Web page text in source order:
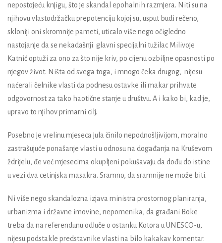
nepostojeću knjigu, što je skandal epohalnih razmjera. Niti su na
njihovu vlastodržačku prepotenciju kojoj su, usput budi rečeno,
skloniji oni skromnije pameti, uticalo više nego očigledno
nastojanje da se nekadašnji glavni specijalni tužilac Milivoje
Katnić optuži za ono za što nije kriv, po cijenu ozbiljne opasnosti po
njegov život. Ništa od svega toga, i mnogo čeka drugog, nijesu
naćerali čelnike vlasti da podnesu ostavke ili makar prihvate
odgovornost za tako haotične stanje u društvu. A i kako bi, kad je,
upravo to njihov primarni cilj.
Posebno je vrelinu mjeseca jula činilo nepodnošljivijom, moralno
zastrašujuće ponašanje vlasti u odnosu na događanja na Kruševom
ždrijelu, đe već mjesecima okupljeni pokušavaju da dođu do istine
u vezi dva cetinjska masakra. Sramno, da sramnije ne može biti.
Ni više nego skandalozna izjava ministra prostornog planiranja,
urbanizma i državne imovine, nepomenika, da građani Boke
treba da na referendunu odluče o ostanku Kotora u UNESCO-u,
nijesu podstakle predstavnike vlasti na bilo kakakav komentar.